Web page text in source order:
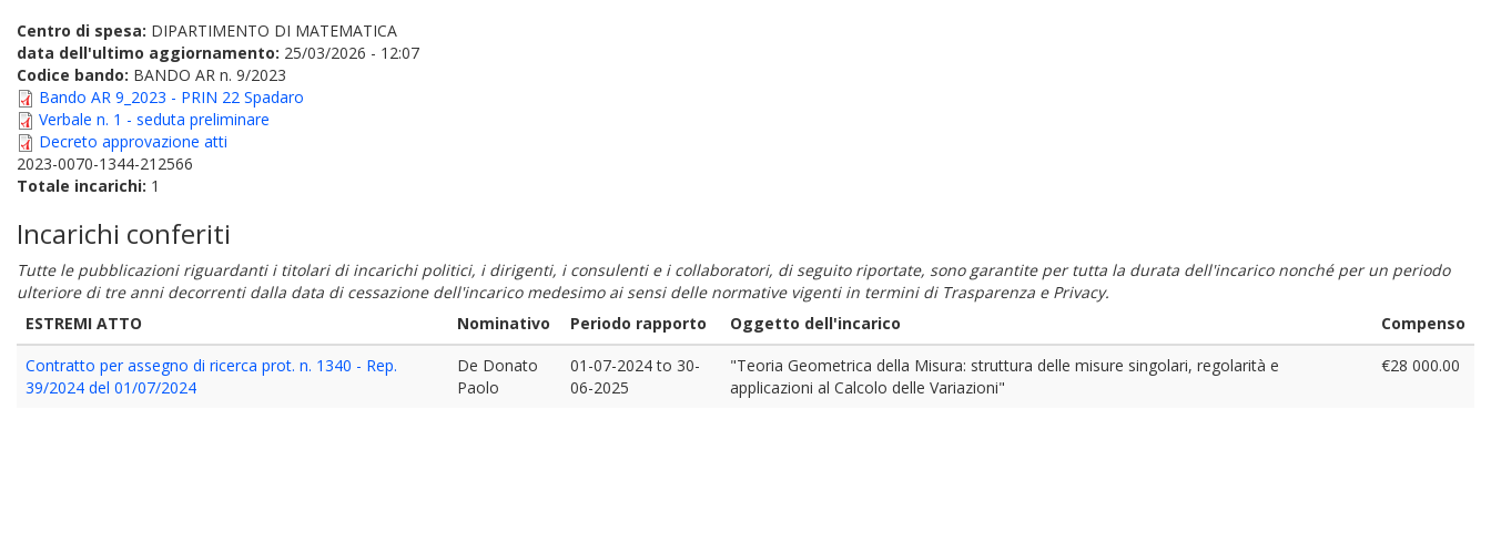
Centro di spesa: DIPARTIMENTO DI MATEMATICA
data dell'ultimo aggiornamento: 25/03/2026 - 12:07
Codice bando: BANDO AR n. 9/2023
Bando AR 9_2023 - PRIN 22 Spadaro
Verbale n. 1 - seduta preliminare
Decreto approvazione atti
2023-0070-1344-212566
Totale incarichi: 1
Incarichi conferiti
Tutte le pubblicazioni riguardanti i titolari di incarichi politici, i dirigenti, i consulenti e i collaboratori, di seguito riportate, sono garantite per tutta la durata dell'incarico nonché per un periodo
ulteriore di tre anni decorrenti dalla data di cessazione dell'incarico medesimo ai sensi delle normative vigenti in termini di Trasparenza e Privacy.
ESTREMI ATTO
Nominativo Periodo rapporto Oggetto dell'incarico
Compenso
Contratto per assegno di ricerca prot. n. 1340 - Rep.
39/2024 del 01/07/2024
De Donato
Paolo
01-07-2024to 30-
06-2025
"Teoria Geometrica della Misura: struttura delle misure singolari, regolarità e
applicazioni al Calcolo delle Variazioni"
€28 000.00